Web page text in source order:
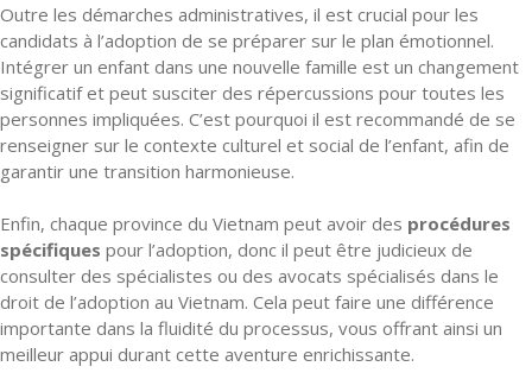
Outre les démarches administratives, il est crucial pour les
candidats à l’adoption de se préparer sur le plan émotionnel.
Intégrer un enfant dans une nouvelle famille est un changement
significatif et peut susciter des répercussions pour toutes les
personnes impliquées. C’est pourquoi il est recommandé de se
renseigner sur le contexte culturel et social de l’enfant, afin de
garantir une transition harmonieuse.
Enfin, chaque province du Vietnam peut avoir des procédures
spécifiques pour l’adoption, donc il peut être judicieux de
consulter des spécialistes ou des avocats spécialisés dans le
droit de l’adoption au Vietnam. Cela peut faire une différence
importante dans la fluidité du processus, vous offrant ainsi un
meilleur appui durant cette aventure enrichissante.